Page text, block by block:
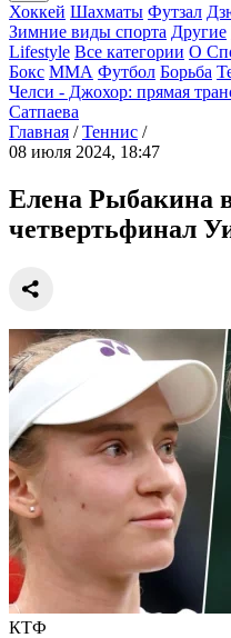
Хоккей Шахматы Футзал
Зимние виды спорта Другие
Lifestyle Все категории О
Бокс ММА Футбол Борьба
Челси - Джохор: прямая
Сатпаева
Главная / Теннис /
08 июля 2024, 18:47
Елена Рыбакина
четвертьфинал
КТФ